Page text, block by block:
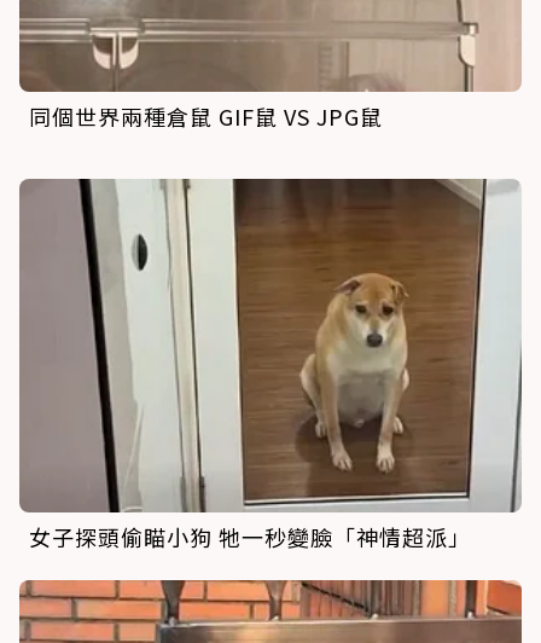
同個世界兩種倉鼠 GIF鼠 VS JPG鼠
女子探頭偷瞄小狗 牠一秒變臉「神情超派」